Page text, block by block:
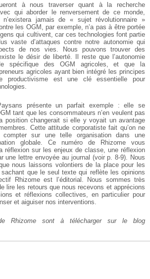
à nous traverser quant à la recherche
qui aborder le renversement de ce monde,
jamais de « sujet révolutionnaire »
les OGM, par exemple, n’a pas à être portée
qui cultivent, car ces technologies font partie
vaste d’attaques contre notre autonomie qui
de nos vies. Nous pouvons trouver des
le désir de liberté. Il reste que l’autonomie
spécifique des OGM agricoles, et que la
agricoles ayant bien intégré les principes
productivisme est une clé essentielle pour
présente un parfait exemple : elle se
tant que les consommateurs n’en veulent pas
position changerait si elle y voyait un avantage
Cette attitude corporatiste fait qu’on ne
compter sur une telle organisation dans une
globale. Ce numéro de Rhizome vous
réflexion sur les enjeux de classe, une réflexion
une lettre envoyée au journal (voir p. 8-9). Nous
nous laissons volontiers de la place pour les
que le seul texte qui reflète les opinions
Rhizome est l’éditorial. Nous sommes très
lire les retours que nous recevons et apprécions
et réflexions collectives, en particulier pour
et aiguiser nos interventions.
Rhizome sont à télécharger sur le blog